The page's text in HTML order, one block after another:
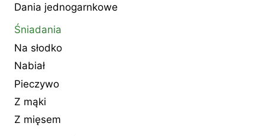
Dania jednogarnkowe
Śniadania
Na słodko
Nabiał
Pieczywo
Z mąki
Z mięsem